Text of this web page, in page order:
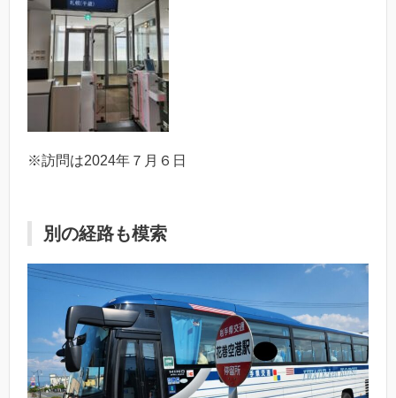
※訪問は2024年７月６日
別の経路も模索